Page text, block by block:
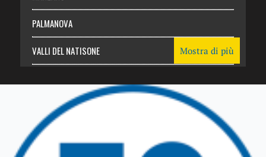
PALMANOVA
VALLI DEL NATISONE
TRICESIMO
TARCENTO
Mostra di più